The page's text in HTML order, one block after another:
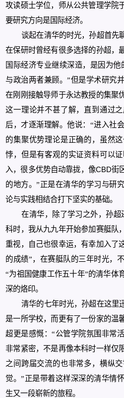
攻读硕士学位，师从公共管理学院
要研究方向是国际经济。
谈起在清华的时光，孙超首先
在保研时曾经有很多选择的孙超，
国际经济专业继续深造，是因为他
与政治两者兼顾。”但是学术研究
在刚刚接触导师于永达教授的集聚
这一理论并不甚了解，直到通过
后，才逐渐理解。他说：“进入社
的集聚优势理论是正确的，虽然
悖，但是有客观的实证资料可以
入，很多优势自动靠拢，像CBD街
的地方。”正是在清华的学习与研
论与实践相结合打下坚实的基础。
在清华，除了学习之外，孙超
科时，我从九九年开始参加赛艇队
重视，自己也很幸运，有幸加入了
的成绩”，在赛艇队的三年时光，
“为祖国健康工作五十年”的清华体
深的烙印。
清华的七年时光，孙超在这里
是一所学校，而更有了一份家的温
超更是感慨：“公管学院氛围非常
非常紧密，不是再像本科时一样仅
之间跨届交流的也非常多，横纵
觉。”正是带着这样深深的清华情
生又一段崭新的旅程。